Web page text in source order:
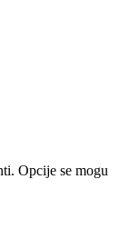
Opcije se mogu